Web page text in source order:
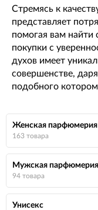
Стремясь к
представляет
помогая вам найти
покупки с
духов имеет
совершенстве,
подобного
Женская парфюмерия
163 товара
Мужская парфюмерия
94 товара
Унисекс